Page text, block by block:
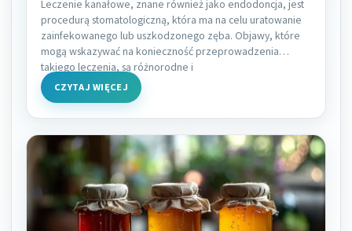
Leczenie kanałowe, znane również jako endodoncja, jest
procedurą stomatologiczną, która ma na celu uratowanie
zainfekowanego lub uszkodzonego zęba. Objawy, które
mogą wskazywać na konieczność przeprowadzenia
takiego leczenia, są różnorodne i
CZYTAJ WIĘCEJ